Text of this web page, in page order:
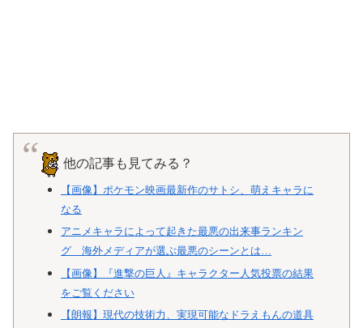
他の記事も見てみる？
【画像】ポケモン映画最新作のサトシ、萌えキャラに
なる
アニメキャラによって起きた最悪の出来事ランキン
グ 海外メディアが選ぶ最悪のシーンとは…
【画像】『進撃の巨人』キャラクター人気投票の結果
をご覧ください
【朗報】現代の技術力、実現可能なドラえもんの道具